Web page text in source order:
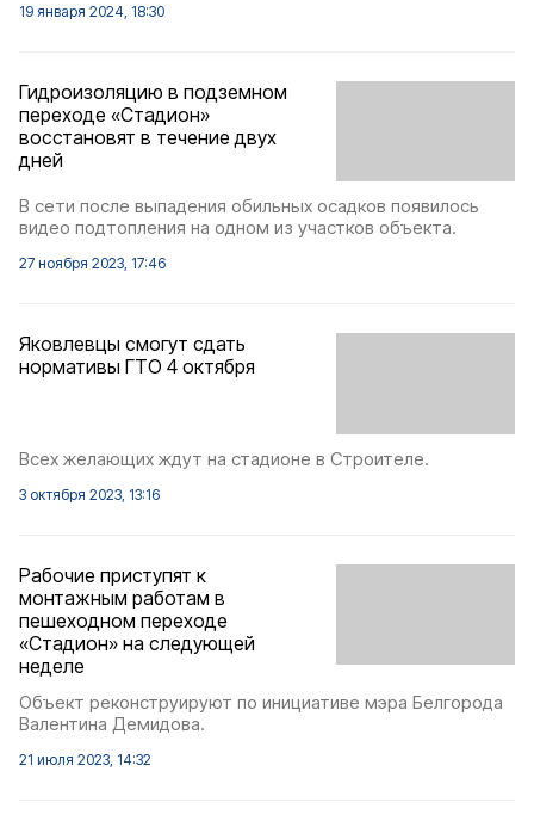
19 января 2024, 18:30
Гидроизоляцию в подземном
переходе «Стадион»
восстановят в течение двух
дней
В сети после выпадения обильных осадков появилось
видео подтопления на одном из участков объекта.
27 ноября 2023, 17:46
Яковлевцы смогут сдать
нормативы ГТО 4 октября
Всех желающих ждут на стадионе в Строителе.
3 октября 2023, 13:16
Рабочие приступят к
монтажным работам в
пешеходном переходе
«Стадион» на следующей
неделе
Объект реконструируют по инициативе мэра Белгорода
Валентина Демидова.
21 июля 2023, 14:32